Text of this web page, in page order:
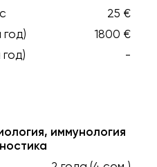
25 €
1800 €
-
иммунология